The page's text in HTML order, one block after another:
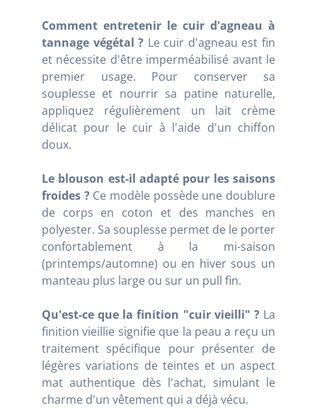
Comment entretenir le cuir d'agneau à
tannage végétal ? Le cuir d'agneau est fin
et nécessite d'être imperméabilisé avant le
premier usage. Pour conserver sa
souplesse et nourrir sa patine naturelle,
appliquez régulièrement un lait crème
délicat pour le cuir à l'aide d'un chiffon
doux.
Le blouson est-il adapté pour les saisons
froides ?Ce modèle possède une doublure
de corps en coton et des manches en
polyester. Sa souplesse permet de le porter
confortablement à la mi-saison
(printemps/automne) ou en hiver sous un
manteau plus large ou sur un pull fin.
Qu'est-ce que la finition "cuir vieilli" ?La
finition vieillie signifie que la peau a reçu un
traitement spécifique pour présenter de
légères variations de teintes et un aspect
mat authentique dès l'achat, simulant le
charme d'un vêtement qui a déjà vécu.